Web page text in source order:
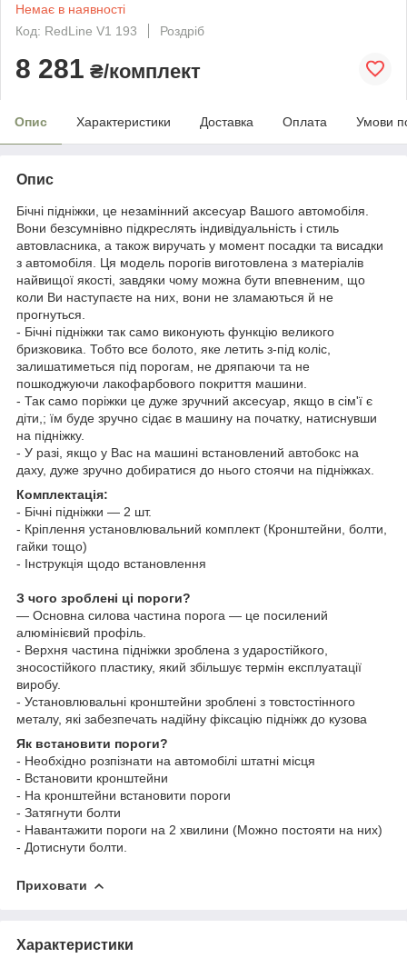
Немає в наявності
Код: RedLine V1 193
Роздріб
8 281 ₴/комплект
Опис Характеристики Доставка Оплата Умови
Опис
Бічні підніжки, це незамінний аксесуар Вашого автомобіля.
Вони безсумнівно підкреслять індивідуальність і стиль
автовласника, а також виручать у момент посадки та висадки
з автомобіля. Ця модель порогів виготовлена з матеріалів
найвищої якості, завдяки чому можна бути впевненим, що
коли Ви наступаєте на них, вони не зламаються й не
прогнуться.
- Бічні підніжки так само виконують функцію великого
бризковика. Тобто все болото, яке летить з-під коліс,
залишатиметься під порогам, не дряпаючи та не
пошкоджуючи лакофарбового покриття машини.
- Так само поріжки це дуже зручний аксесуар, якщо в сім'ї є
діти,; їм буде зручно сідає в машину на початку, натиснувши
на підніжку.
- У разі, якщо у Вас на машині встановлений автобокс на
даху, дуже зручно добиратися до нього стоячи на підніжках.
Комплектація:
- Бічні підніжки — 2 шт.
- Кріплення установлювальний комплект (Кронштейни, болти,
гайки тощо)
- Інструкція щодо встановлення
З чого зроблені ці пороги?
— Основна силова частина порога — це посилений
алюмінієвий профіль.
- Верхня частина підніжки зроблена з ударостійкого,
зносостійкого пластику, який збільшує термін експлуатації
виробу.
- Установлювальні кронштейни зроблені з товстостінного
металу, які забезпечать надійну фіксацію підніжк до кузова
Як встановити пороги?
- Необхідно розпізнати на автомобілі штатні місця
- Встановити кронштейни
- На кронштейни встановити пороги
- Затягнути болти
- Навантажити пороги на 2 хвилини (Можно постояти на них)
- Дотиснути болти.
Приховати
Характеристики